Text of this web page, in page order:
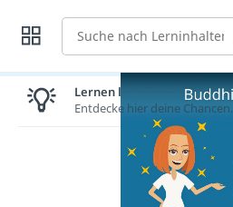
Suche
Lernen lohnt sich!
Entdecke hier deine Chancen.